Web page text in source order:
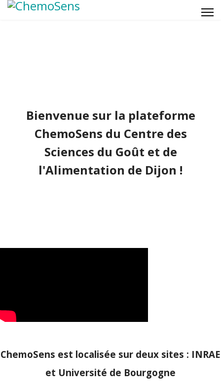
Bienvenue sur la plateforme
ChemoSens du Centre des
Sciences du Goût et de
l'Alimentation de Dijon !
ChemoSens est localisée sur deux sites : INRAE
et Université de Bourgogne